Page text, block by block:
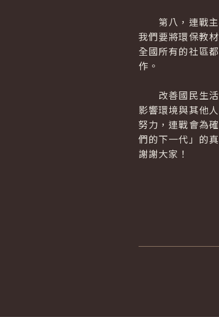
第八，連戰主
我們要將環保教
全國所有的社區
作。
改善國民生活
影響環境與其他
努力，連戰會為
們的下一代」的
謝謝大家！